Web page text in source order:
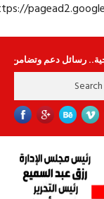
https://
وتضامن للأشقاء